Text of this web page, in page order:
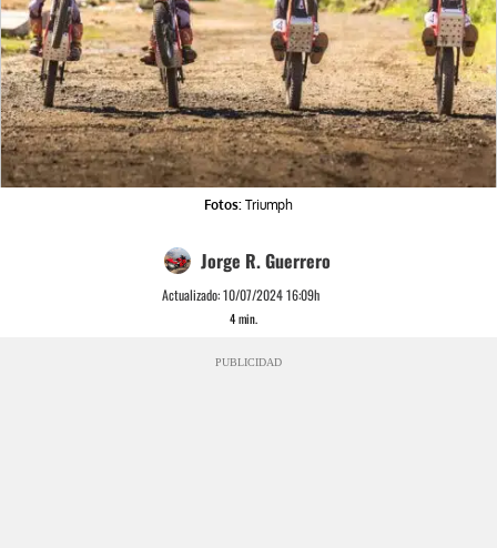
Fotos: Triumph
Jorge R. Guerrero
Actualizado:10/07/2024 16:09h
4min.
PUBLICIDAD